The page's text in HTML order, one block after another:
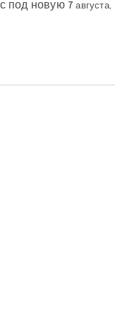
под новую 7 августа,